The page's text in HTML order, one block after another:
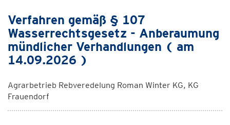
Verfahren gemäß § 107
Wasserrechtsgesetz - Anberaumung
mündlicher Verhandlungen ( am
14.09.2026 )
Agrarbetrieb Rebveredelung Roman Winter KG, KG
Frauendorf